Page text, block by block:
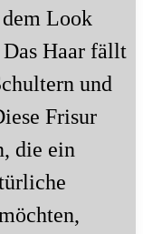
Look
Haar fällt
und
Frisur
die ein